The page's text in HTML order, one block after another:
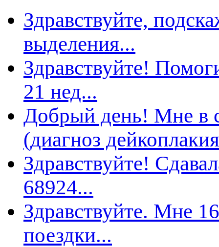
Здравствуйте,
ыделения...
Здравствуйте!
21 нед...
Добрый день! Мне в
(диагноз
Здравствуйте!
68924...
Здравствуйте. Мне
оездки...